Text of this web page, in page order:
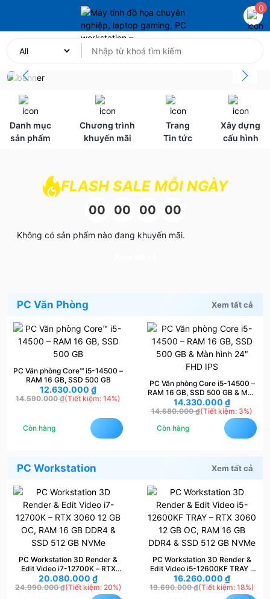
0
Danh mục
sản phẩm
Chương trình
khuyến mãi
Trang
Tin tức
Xây dựng
cấu hình
FLASH SALE MỖI NGÀY
00 00 00 00
Không có sản phẩm nào đang khuyến mãi.
PC Văn Phòng Xem tất cả
PC Văn phòng Core™ i5-14500 –
RAM 16 GB, SSD 500 GB
(Tiết kiệm: 14%)
14.590.000₫
12.630.000 ₫
Còn hàng
PC Văn phòng Core i5-14500 –
RAM 16 GB, SSD 500 GB & Màn
hình 24″ FHD IPS
(Tiết kiệm: 3%)
14.680.000₫
14.330.000 ₫
Còn hàng
PC Workstation Xem tất cả
PC Workstation 3D Render &
Edit Video i7-12700K – RTX
3060 12 GB OC, RAM 16 GB
DDR4 & SSD 512 GB NVMe
(Tiết kiệm: 20%)
24.990.000₫
20.080.000 ₫
PC Workstation 3D Render &
Edit Video i5-12600KF TRAY –
RTX 3060 12 GB OC, RAM 16
GB DDR4 & SSD 512 GB NVMe
(Tiết kiệm: 18%)
19.690.000₫
16.260.000 ₫